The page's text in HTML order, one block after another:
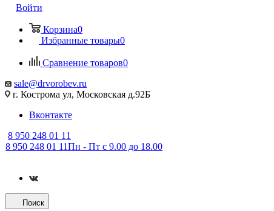
Войти
Корзина0
Избранные товары0
Сравнение товаров0
sale@drvorobev.ru
г. Кострома ул, Московская д.92Б
Вконтакте
8 950 248 01 11
8 950 248 01 11Пн - Пт с 9.00 до 18.00
Поиск